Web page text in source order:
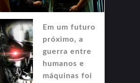
Em um futuro
próximo, a
guerra entre
humanos e
máquinas foi